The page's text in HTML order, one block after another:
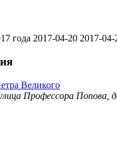
года 2017-04-20 2017-04-
Великого
Профессора Попова,